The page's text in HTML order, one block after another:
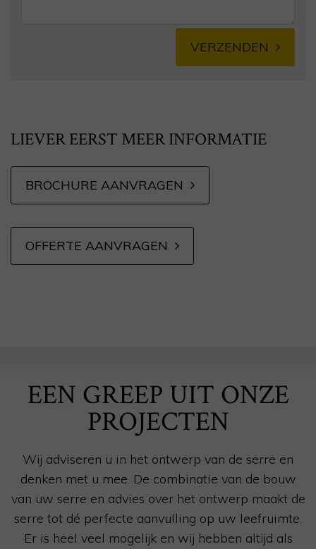
VERZENDEN
LIEVER EERST MEER INFORMATIE
BROCHURE AANVRAGEN
OFFERTE AANVRAGEN
EEN GREEP UIT ONZE
PROJECTEN
Wij adviseren u in het ontwerp van de serre en
denken met u mee. De combinatie van de bouw
van uw serre en advies over het ontwerp maakt de
serre tot dé perfecte aanvulling op uw leefruimte.
Er is heel veel mogelijk en wij hebben altijd als